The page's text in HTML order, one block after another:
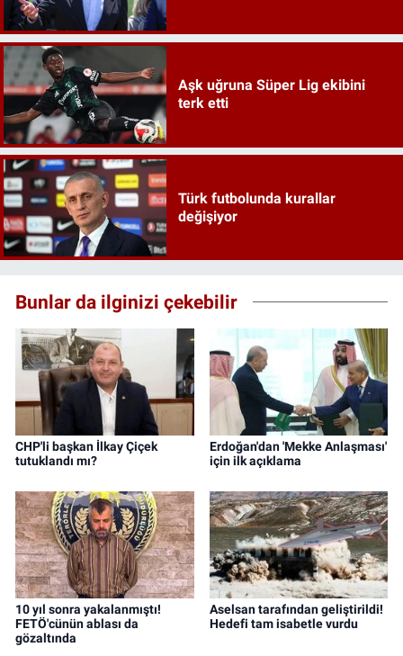
Aşk uğruna Süper Lig ekibini
terk etti
Türk futbolunda kurallar
değişiyor
Bunlar da ilginizi çekebilir
CHP'li başkan İlkay Çiçek
tutuklandı mı?
Erdoğan'dan 'Mekke Anlaşması'
için ilk açıklama
10 yıl sonra yakalanmıştı!
FETÖ'cünün ablası da
gözaltında
Aselsan tarafından geliştirildi!
Hedefi tam isabetle vurdu